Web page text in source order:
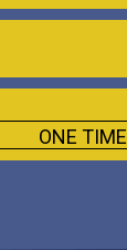
ONE TIME